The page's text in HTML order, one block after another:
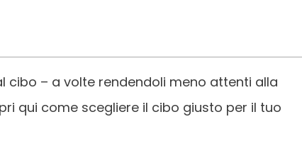
cibo – a volte rendendoli meno attenti alla
qui come scegliere il cibo giusto per il tuo